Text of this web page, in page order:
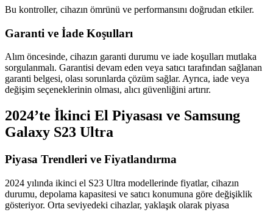
Bu kontroller, cihazın ömrünü ve performansını doğrudan etkiler.
Garanti ve İade Koşulları
Alım öncesinde, cihazın garanti durumu ve iade koşulları mutlaka
sorgulanmalı. Garantisi devam eden veya satıcı tarafından sağlanan
garanti belgesi, olası sorunlarda çözüm sağlar. Ayrıca, iade veya
değişim seçeneklerinin olması, alıcı güvenliğini artırır.
2024’te İkinci El Piyasası ve Samsung
Galaxy S23 Ultra
Piyasa Trendleri ve Fiyatlandırma
2024 yılında ikinci el S23 Ultra modellerinde fiyatlar, cihazın
durumu, depolama kapasitesi ve satıcı konumuna göre değişiklik
gösteriyor. Orta seviyedeki cihazlar, yaklaşık olarak piyasa